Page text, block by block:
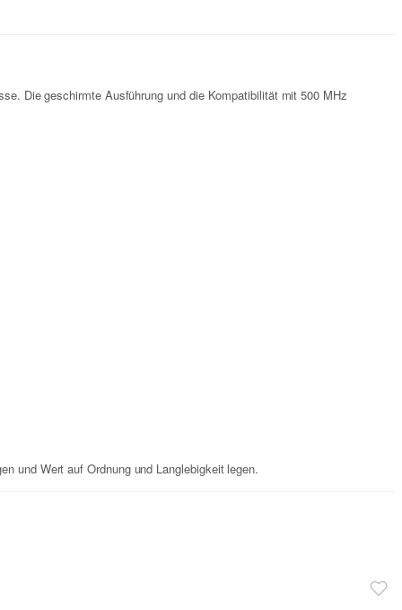
Die geschirmte Ausführung und die Kompatibilität mit 500 MHz
und Wert auf Ordnung und Langlebigkeit legen.